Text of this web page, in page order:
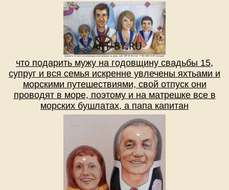
что подарить мужу на годовщину свадьбы 15,
супруг и вся семья искренне увлечены яхтьами и
морскими путешествиями, свой отпуск они
проводят в море, поэтому и на матрешке все в
морских бушлатах, а папа капитан